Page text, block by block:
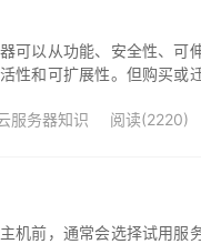
可以从功能、安全性、可
性和可扩展性。但购买或
服务器知识 阅读(2220)
机前，通常会选择试用服